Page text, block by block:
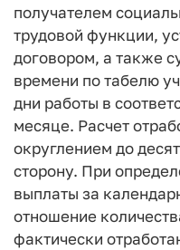
получателем
трудовой функции,
договором, а также
времени по табелю
дни работы в
месяце. Расчет
округлением до
сторону. При
выплаты за
отношение
фактически